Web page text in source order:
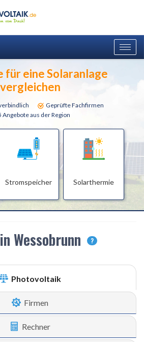
für eine Solaranlage
vergleichen
Geprüfte Fachfirmen
Angebote aus der Region
Stromspeicher Solarthermie
Wessobrunn ?
Photovoltaik
Firmen
Rechner